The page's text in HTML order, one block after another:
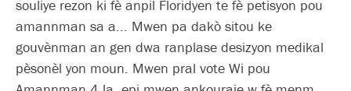
souliye rezon ki fè anpil Floridyen te fè petisyon pou
amannman sa a... Mwen pa dakò sitou ke
gouvènman an gen dwa ranplase desizyon medikal
pèsonèl yon moun. Mwen pral vote Wi pou